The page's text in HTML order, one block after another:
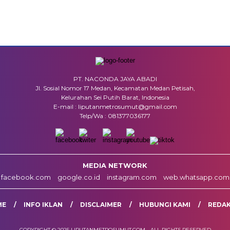
PT. NACONDA JAYA ABADI
Jl. Sosial Nomor 17 Medan, Kecamatan Medan Petisah,
Kelurahan Sei Putih Barat, Indonesia
E-mail : liputanmetrosumut@gmail.com
Telp/Wa : 081377036177
MEDIA NETWORK
facebook.com
google.co.id instagram.com web.whatsapp.com
INFO IKLAN DISCLAIMER HUBUNGI KAMI